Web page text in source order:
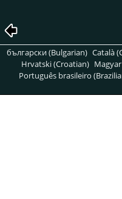
български (Bulgarian) Català
Hrvatski (Croatian)
Português brasileiro